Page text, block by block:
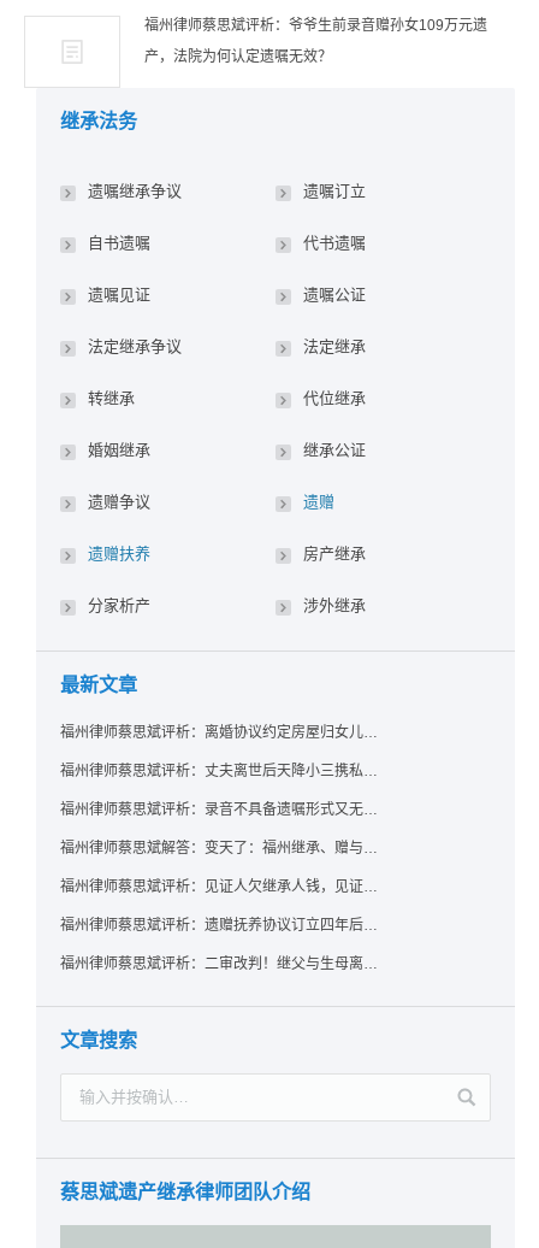
福州律师蔡思斌评析：爷爷生前录音赠孙女109万元遗
产，法院为何认定遗嘱无效？
继承法务
遗嘱继承争议 遗嘱订立
自书遗嘱 代书遗嘱
遗嘱见证 遗嘱公证
法定继承争议 法定继承
转继承 代位继承
婚姻继承 继承公证
遗赠争议 遗赠
遗赠扶养 房产继承
分家析产 涉外继承
最新文章
福州律师蔡思斌评析：离婚协议约定房屋归女儿所有，父亲去世后继母能否拒绝过户？
福州律师蔡思斌评析：丈夫离世后天降小三携私生子争遗产，法院正义判决保住原配80%份额！
福州律师蔡思斌评析：录音不具备遗嘱形式又无法证明赠与意愿——法院：按法定继承处理
福州律师蔡思斌解答：变天了：福州继承、赠与房产转让要收20%个税？福州国税官方回复来了！
福州律师蔡思斌评析：见证人欠继承人钱，见证遗嘱还有效吗？
福州律师蔡思斌评析：遗赠抚养协议订立四年后丧失民事行为能力，协议有效吗？
福州律师蔡思斌评析：二审改判！继父与生母离婚后，曾受其抚养的继子女是否仍享有继承权？
文章搜索
蔡思斌遗产继承律师团队介绍